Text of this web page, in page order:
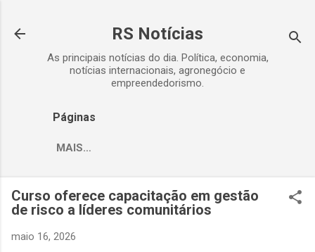
RS Notícias
As principais notícias do dia. Política, economia,
notícias internacionais, agronegócio e
empreendedorismo.
Páginas
MAIS…
Curso oferece capacitação em gestão
de risco a líderes comunitários
maio 16, 2026